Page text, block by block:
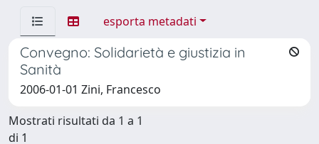
esporta metadati
Convegno: Solidarietà e giustizia in
Sanità
2006-01-01 Zini, Francesco
Mostrati risultati da 1 a 1
di 1